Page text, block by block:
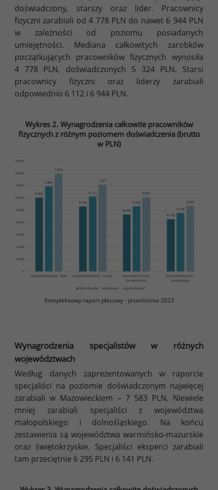
doświadczony, starszy oraz lider. Pracownicy
fizyczni zarabiali od 4 778 PLN do nawet 6 944 PLN
w zależności od poziomu posiadanych
umiejętności. Mediana całkowitych zarobków
początkujących pracowników fizycznych wynosiła
4 778 PLN, doświadczonych 5 324 PLN. Starsi
pracownicy fizyczni oraz liderzy zarabiali
odpowiednio 6 112 i 6 944 PLN.
Wykres 2. Wynagrodzenia całkowite pracowników
fizycznych z różnym poziomem doświadczenia (brutto
w PLN)
Kompleksowy raport płacowy - jesień/zima 2023
Wynagrodzenia specjalistów w różnych
województwach
Według danych zaprezentowanych w raporcie
specjaliści na poziomie doświadczonym najwięcej
zarabiali w Mazowieckiem – 7 583 PLN. Niewiele
mniej zarabiali specjaliści z województwa
małopolskiego i dolnośląskiego. Na końcu
zestawienia są województwa warmińsko-mazurskie
oraz świętokrzyskie. Specjaliści eksperci zarabiali
tam przeciętnie 6 295 PLN i 6 141 PLN.